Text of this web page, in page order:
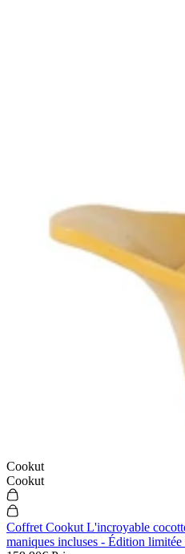
Cookut
Cookut
Coffret Cookut L'incroyable
maniques incluses - Édition limitée